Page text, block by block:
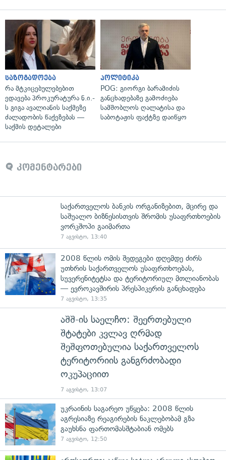
საზოგადოება
რა მტკიცებულებებით
ედავება პროკურატურა ნ.ი.-
ს გიგა ავალიანის საქმეზე
ძალადობის წაქეზებას —
საქმის დეტალები
პოლიტიკა
POG: გიორგი ბარამიძის
განცხადებაზე გამოძიება
სამშობლოს ღალატისა და
საბოტაჟის ფაქტზე დაიწყო
კომენტარები
საქართველოს ბანკის ორგანიზებით, მცირე და
საშუალო ბიზნესისთვის შრომის უსაფრთხოების
ვორკშოპი გაიმართა
7 აგვისტო, 13:40
2008 წლის ომის შედეგები დღემდე ძირს
უთხრის საქართველოს უსაფრთხოებას,
სუვერენიტეტსა და ტერიტორიულ მთლიანობას
— ევროკავშირის პრესპიკერის განცხადება
7 აგვისტო, 13:35
აშშ-ის საელჩო: შეერთებული
შტატები კვლავ ღრმად
შეშფოთებულია საქართველოს
ტერიტორიის განგრძობადი
ოკუპაციით
7 აგვისტო, 13:07
უკრაინის საგარეო უწყება: 2008 წლის
აგრესიაზე რეაგირების ნაკლებობამ გზა
გაუხსნა ფართომასშტაბიან ომებს
7 აგვისტო, 12:50